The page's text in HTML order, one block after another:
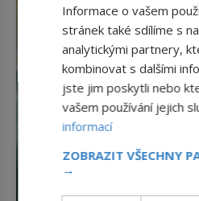
Informace o vašem
stránek také sdílíme s
analytickými partnery,
kombinovat s dalšími
jste jim poskytli nebo
vašem používání jejich
informací
ZOBRAZIT VŠECHNY
→